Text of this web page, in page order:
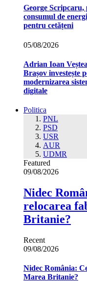
George
consumul de
pentru cetățeni
05/08/2026
Adrian Ioan
Brașov investește
modernizarea
digitale
Politica
PNL
PSD
USR
AUR
UDMR
Featured
09/08/2026
Nidec
relocarea
Britanie?
Recent
09/08/2026
Nidec România:
Marea Britanie?